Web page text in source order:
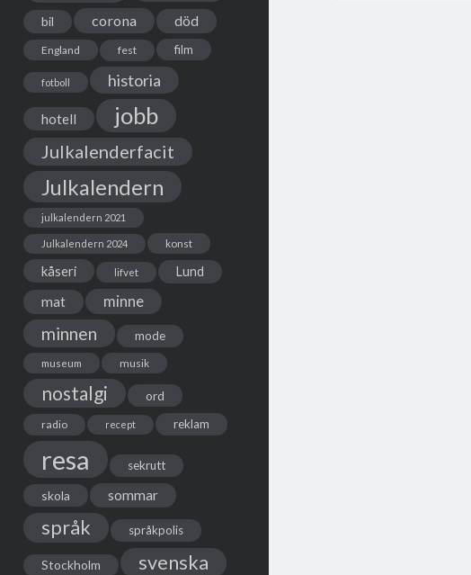
bil corona död
England fest film
fotboll historia
hotell jobb
Julkalenderfacit
Julkalendern
julkalendern 2021
Julkalendern 2024 konst
kåseri lifvet Lund
mat minne
minnen mode
museum musik
nostalgi ord
radio recept reklam
resa sekrutt
skola sommar
språk språkpolis
Stockholm svenska